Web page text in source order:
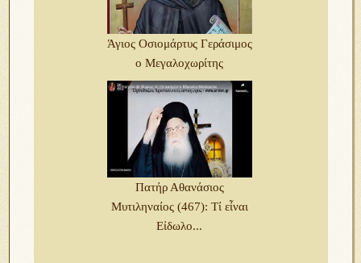
Άγιος Οσιομάρτυς Γεράσιμος
ο Μεγαλοχωρίτης
Πατήρ Αθανάσιος
Μυτιληναίος (467): Τί εἶναι
Εἰδωλο...